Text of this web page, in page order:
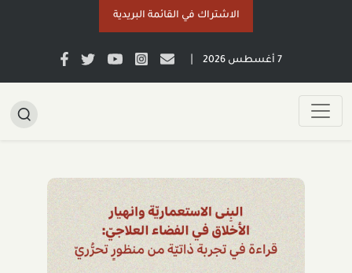
الاشتراك في القائمة البريدية
7 أغسطس 2026